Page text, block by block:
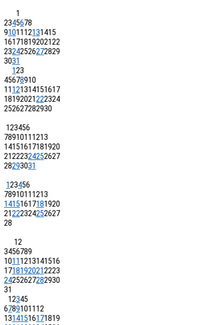
1
2345678
91011 12131415
16171819202122
23242526272829
3031
123
45678910
11 121314151617
18192021222324
252627282930
123456
7891011 1213
14151617181920
21222324252627
28293031
123456
7891011 1213
14151617181920
21222324252627
28
12
3456789
1011 1213141516
17181920212223
24252627282930
31
12345
67891011 12
13141516171819